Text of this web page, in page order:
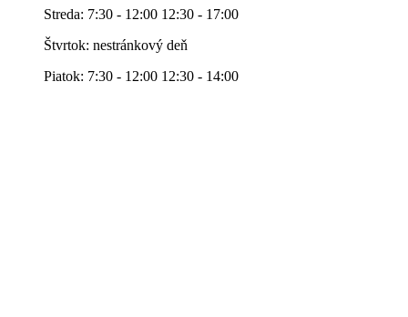
Streda: 7:30 - 12:00 12:30 - 17:00
Štvrtok: nestránkový deň
Piatok: 7:30 - 12:00 12:30 - 14:00